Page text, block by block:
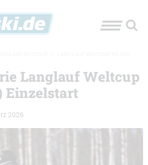
Langlauf Weltcup
Einzelstart
2026